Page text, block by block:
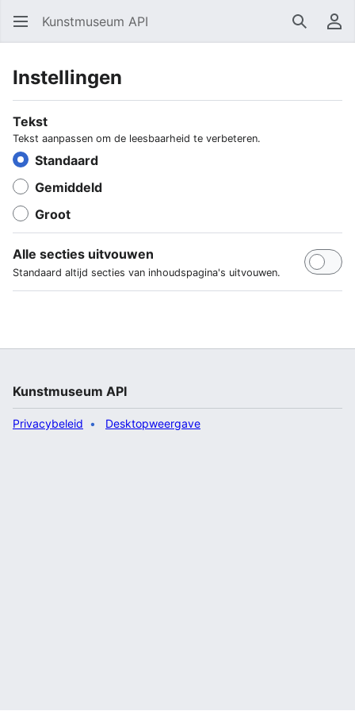
Kunstmuseum API Zoeken
Instellingen
Tekst
Tekst aanpassen om de leesbaarheid te verbeteren.
Standaard
Gemiddeld
Groot
Alle secties uitvouwen
Standaard altijd secties van inhoudspagina's uitvouwen.
Kunstmuseum API
Privacybeleid Desktopweergave